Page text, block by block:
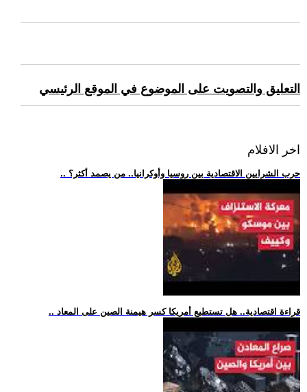
التعليق والتصويت على الموضوع في الموقع الرئيسي
اخر الافلام
.. حرب الشرايين الاقتصادية بين روسيا وأوكرانيا.. من يصمد أكثر؟
.. قراءة اقتصادية.. هل تستطيع أمريكا كسر هيمنة الصين على المعاد